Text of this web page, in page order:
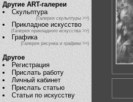
Другие ART-галереи
Скульптура
(Галерея скульптуры >>)
Прикладное искусство
(Галерея прикладного искусства >>)
Графика
(Галерея рисунка и графики >>)
Другое
Регистрация
Прислать работу
Личный кабинет
Прислать статью
Статьи по искусству